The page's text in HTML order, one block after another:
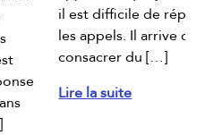
il est difficile de répondre
les appels. Il arrive qu’ils
consacrer du […]
Lire la suite